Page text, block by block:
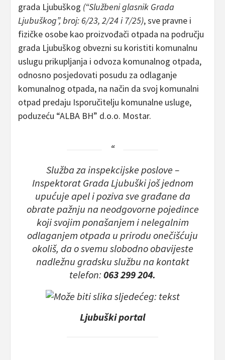
grada Ljubuškog (“Službeni glasnik Grada
Ljubuškog”, broj: 6/23, 2/24 i 7/25), sve pravne i
fizičke osobe kao proizvođači otpada na području
grada Ljubuškog obvezni su koristiti komunalnu
uslugu prikupljanja i odvoza komunalnog otpada,
odnosno posjedovati posudu za odlaganje
komunalnog otpada, na način da svoj komunalni
otpad predaju Isporučitelju komunalne usluge,
poduzeću “ALBA BH” d.o.o. Mostar.
Služba za inspekcijske poslove –
Inspektorat Grada Ljubuški još jednom
upućuje apel i poziva sve građane da
obrate pažnju na neodgovorne pojedince
koji svojim ponašanjem i nelegalnim
odlaganjem otpada u prirodu onečišćuju
okoliš, da o svemu slobodno obavijeste
nadležnu gradsku službu na kontakt
telefon:063 299 204.
Ljubuški portal